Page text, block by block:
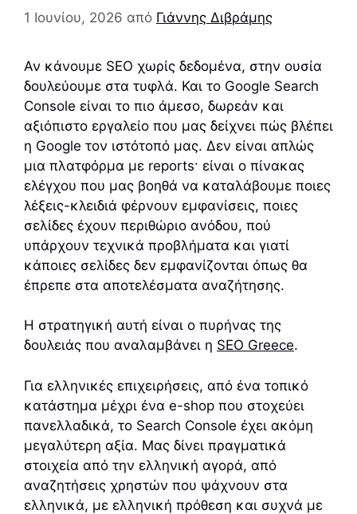
1 Ιουνίου, 2026 από Γιάννης Διβράμης
Αν κάνουμε SEO χωρίς δεδομένα, στην ουσία
δουλεύουμε στα τυφλά. Και το Google Search
Console είναι το πιο άμεσο, δωρεάν και
αξιόπιστο εργαλείο που μας δείχνει πώς βλέπει
η Google τον ιστότοπό μας. Δεν είναι απλώς
μια πλατφόρμα με reports· είναι ο πίνακας
ελέγχου που μας βοηθά να καταλάβουμε ποιες
λέξεις-κλειδιά φέρνουν εμφανίσεις, ποιες
σελίδες έχουν περιθώριο ανόδου, πού
υπάρχουν τεχνικά προβλήματα και γιατί
κάποιες σελίδες δεν εμφανίζονται όπως θα
έπρεπε στα αποτελέσματα αναζήτησης.
Η στρατηγική αυτή είναι ο πυρήνας της
δουλειάς που αναλαμβάνει η SEO Greece.
Για ελληνικές επιχειρήσεις, από ένα τοπικό
κατάστημα μέχρι ένα e-shop που στοχεύει
πανελλαδικά, το Search Console έχει ακόμη
μεγαλύτερη αξία. Μας δίνει πραγματικά
στοιχεία από την ελληνική αγορά, από
αναζητήσεις χρηστών που ψάχνουν στα
ελληνικά, με ελληνική πρόθεση και συχνά με